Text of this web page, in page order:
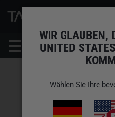
WIR GLAUBEN,
UNITED
Wählen Sie Ihre